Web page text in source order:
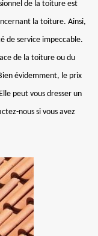
de la toiture est
la toiture. Ainsi,
de service impeccable.
de la toiture ou du
évidemment, le prix
peut vous dresser un
nous si vous avez